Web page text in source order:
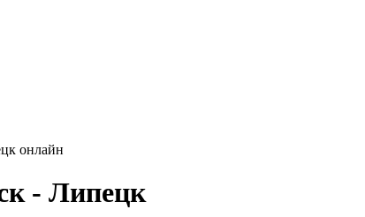
онлайн
- Липецк